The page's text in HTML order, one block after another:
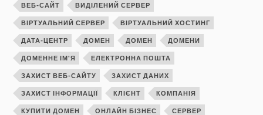
ВЕБ-САЙТ ВИДІЛЕНИЙ СЕРВЕР
ВІРТУАЛЬНИЙ СЕРВЕР ВІРТУАЛЬНИЙ ХОСТИНГ
ДАТА-ЦЕНТР ДОМЕН ДОМЕН ДОМЕНИ
ДОМЕННЕ ІМ'Я ЕЛЕКТРОННА ПОШТА
ЗАХИСТ ВЕБ-САЙТУ ЗАХИСТ ДАНИХ
ЗАХИСТ ІНФОРМАЦІЇ КЛІЄНТ КОМПАНІЯ
КУПИТИ ДОМЕН ОНЛАЙН БІЗНЕС СЕРВЕР